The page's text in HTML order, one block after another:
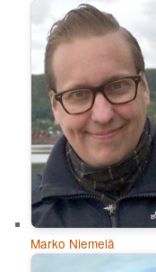
Marko Niemelä